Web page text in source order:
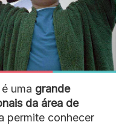
uma grande
da área de
permite conhecer